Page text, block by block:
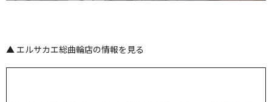
▲ エルサカエ総曲輪店の情報を見る